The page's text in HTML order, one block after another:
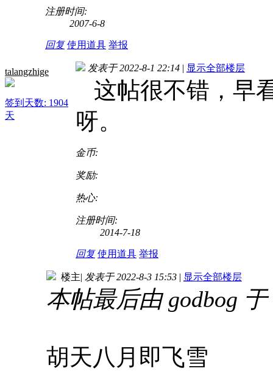
注册时间:
2007-6-8
回复 使用道具 举报
talangzhige
签到天数: 1904
天
发表于 2022-8-1 22:14 | 显示全部楼层
这帖很不错，早
呀。
金币:
奖励:
热心:
注册时间:
2014-7-18
回复 使用道具 举报
楼主| 发表于 2022-8-3 15:53 | 显示全部楼层
本帖最后由 godbog
胡天八月即飞雪